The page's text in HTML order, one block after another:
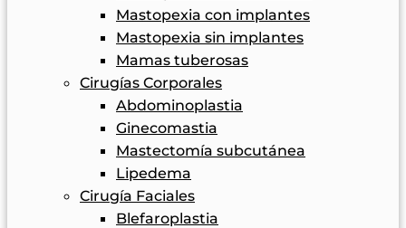
Mastopexia con implantes
Mastopexia sin implantes
Mamas tuberosas
Cirugías Corporales
Abdominoplastia
Ginecomastia
Mastectomía subcutánea
Lipedema
Cirugía Faciales
Blefaroplastia